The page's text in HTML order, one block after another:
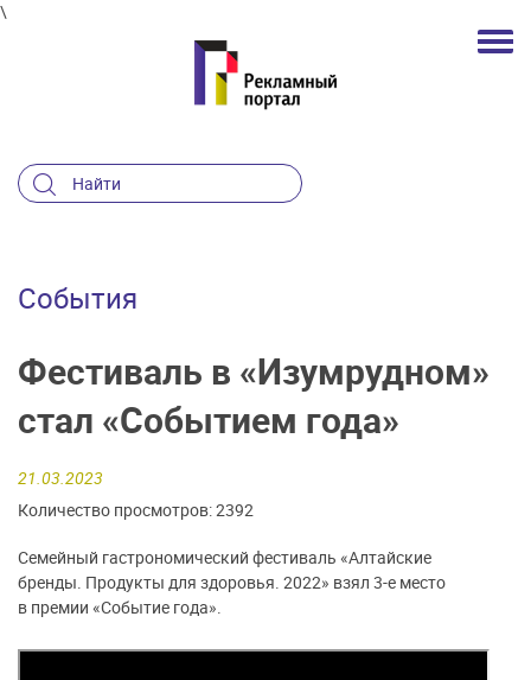
\
События
Фестиваль в «Изумрудном»
стал «Событием года»
21.03.2023
Количество просмотров: 2392
Семейный гастрономический фестиваль «Алтайские
бренды. Продукты для здоровья. 2022» взял 3-е место
в премии «Событие года».